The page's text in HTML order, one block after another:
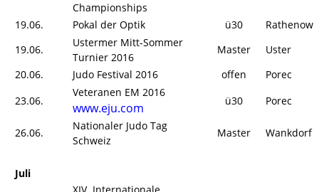
Championships
19.06. Pokal der Optik ü30
Rathenow
19.06.
Ustermer Mitt-Sommer
Turnier 2016
Master
Uster
20.06.
Judo Festival 2016 offen
Porec
23.06.
Veteranen EM 2016
www.eju.com ü30 Porec
26.06.
Nationaler Judo Tag
Schweiz
Master Wankdorf
Juli